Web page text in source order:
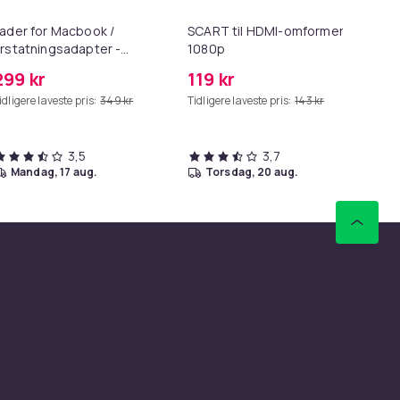
for Macbook /
-
kr
laveste pris: 349 kr
3,5
mandag, 17 aug.
SCART til HDMI-omformer
1080p
119 kr
Tidligere laveste pris: 143 kr
3,7
torsdag, 20 aug.